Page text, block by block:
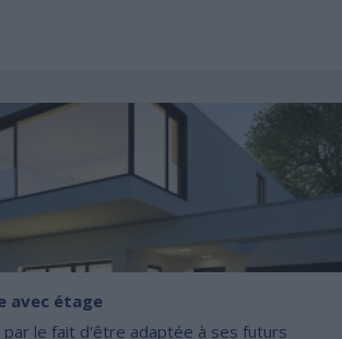
avec étage
par le fait d'être adaptée à ses futurs